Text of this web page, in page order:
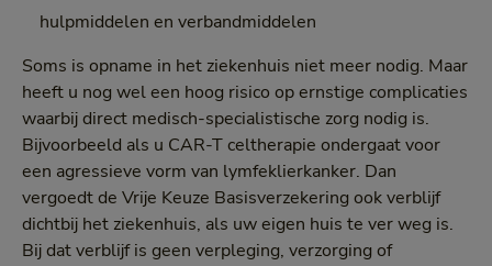
hulpmiddelen en verbandmiddelen
Soms is opname in het ziekenhuis niet meer nodig. Maar
heeft u nog wel een hoog risico op ernstige complicaties
waarbij direct medisch-specialistische zorg nodig is.
Bijvoorbeeld als u CAR-T celtherapie ondergaat voor
een agressieve vorm van lymfeklierkanker. Dan
vergoedt de Vrije Keuze Basisverzekering ook verblijf
dichtbij het ziekenhuis, als uw eigen huis te ver weg is.
Bij dat verblijf is geen verpleging, verzorging of